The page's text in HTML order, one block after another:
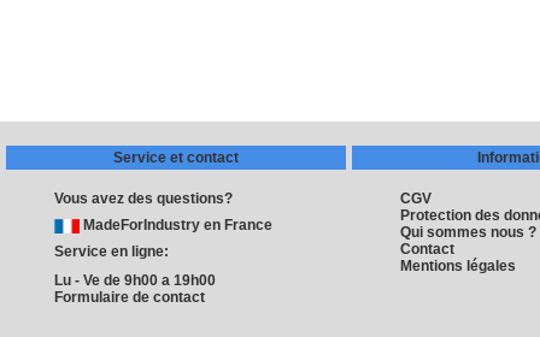
Service et contact
Vous avez des questions?
MadeForIndustry en France
Service en ligne:
Lu - Ve de 9h00 a 19h00
Formulaire de contact
CGV
Protection des
Qui sommes nous ?
Contact
Mentions légales